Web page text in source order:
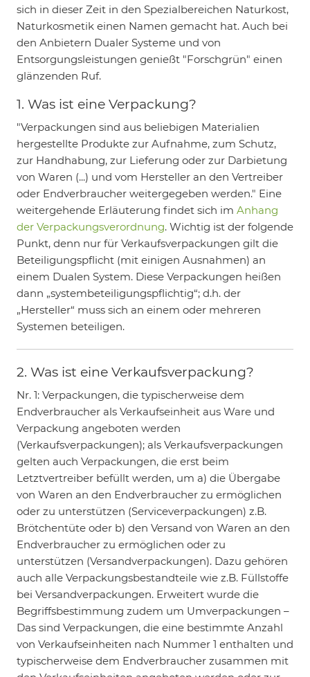
sich in dieser Zeit in den Spezialbereichen Naturkost,
Naturkosmetik einen Namen gemacht hat. Auch bei
den Anbietern Dualer Systeme und von
Entsorgungsleistungen genießt "Forschgrün" einen
glänzenden Ruf.
1. Was ist eine Verpackung?
"Verpackungen sind aus beliebigen Materialien
hergestellte Produkte zur Aufnahme, zum Schutz,
zur Handhabung, zur Lieferung oder zur Darbietung
von Waren (...) und vom Hersteller an den Vertreiber
oder Endverbraucher weitergegeben werden." Eine
weitergehende Erläuterung findet sich im Anhang
der Verpackungsverordnung. Wichtig ist der folgende
Punkt, denn nur für Verkaufsverpackungen gilt die
Beteiligungspflicht (mit einigen Ausnahmen) an
einem Dualen System. Diese Verpackungen heißen
dann „systembeteiligungspflichtig“; d.h. der
„Hersteller“ muss sich an einem oder mehreren
Systemen beteiligen.
2. Was ist eine Verkaufsverpackung?
Nr. 1: Verpackungen, die typischerweise dem
Endverbraucher als Verkaufseinheit aus Ware und
Verpackung angeboten werden
(Verkaufsverpackungen); als Verkaufsverpackungen
gelten auch Verpackungen, die erst beim
Letztvertreiber befüllt werden, um a) die Übergabe
von Waren an den Endverbraucher zu ermöglichen
oder zu unterstützen (Serviceverpackungen) z.B.
Brötchentüte oder b) den Versand von Waren an den
Endverbraucher zu ermöglichen oder zu
unterstützen (Versandverpackungen). Dazu gehören
auch alle Verpackungsbestandteile wie z.B. Füllstoffe
bei Versandverpackungen. Erweitert wurde die
Begriffsbestimmung zudem um Umverpackungen –
Das sind Verpackungen, die eine bestimmte Anzahl
von Verkaufseinheiten nach Nummer 1 enthalten und
typischerweise dem Endverbraucher zusammen mit